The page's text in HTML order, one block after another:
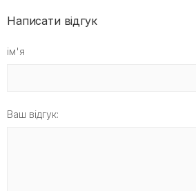
Написати відгук
ім'я
Ваш відгук: